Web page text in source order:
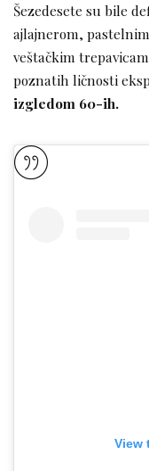
Šezedesete su bile
ajlajnerom,
veštačkim
poznatih ličnosti
izgledom 60-ih.
View